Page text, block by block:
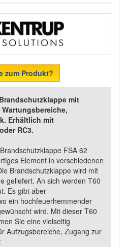
zum Produkt?
mit
Erhältlich mit
RC3.
FSA 62
Element in verschiedenen
Brandschutzklappe wird mit
geliefert. An sich werden T60
Es gibt aber
ein hochfeuerhemmender
wird. Mit dieser T60
Sie eine vielseitig
Aufzugsbereiche, Zugang zur